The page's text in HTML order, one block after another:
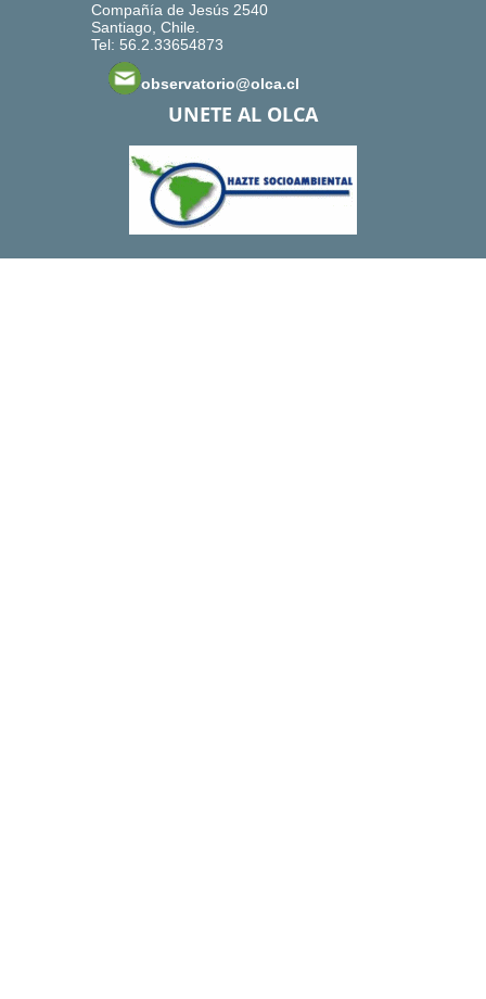
Compañía de Jesús 2540
Santiago, Chile.
Tel: 56.2.33654873
observatorio@olca.cl
UNETE AL OLCA